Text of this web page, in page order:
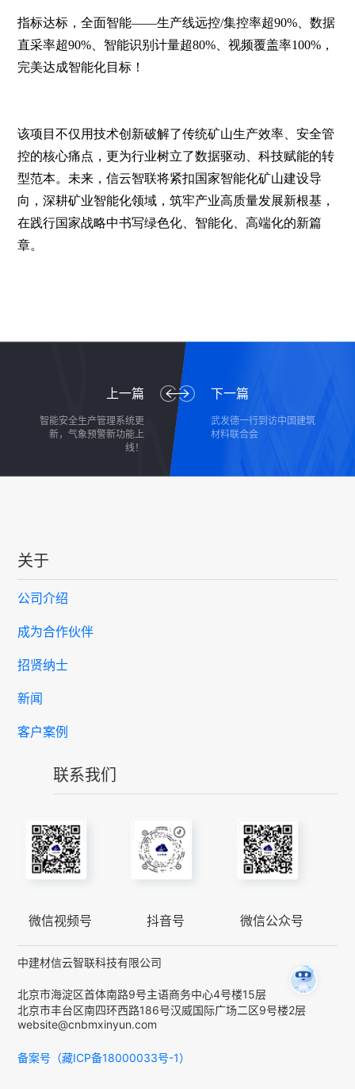
指标达标，全面智能——生产线远控/集控率超90%、数据
直采率超90%、智能识别计量超80%、视频覆盖率100%，
完美达成智能化目标！
该项目不仅用技术创新破解了传统矿山生产效率、安全管
控的核心痛点，更为行业树立了数据驱动、科技赋能的转
型范本。未来，信云智联将紧扣国家智能化矿山建设导
向，深耕矿业智能化领域，筑牢产业高质量发展新根基，
在践行国家战略中书写绿色化、智能化、高端化的新篇
章。
上一篇
智能安全生产管理系统更
新，气象预警新功能上
线！
下一篇
武发德一行到访中国建筑
材料联合会
关于
公司介绍
成为合作伙伴
招贤纳士
新闻
客户案例
联系我们
微信视频号 抖音号 微信公众号
中建材信云智联科技有限公司
北京市海淀区首体南路9号主语商务中心4号楼15层
北京市丰台区南四环西路186号汉威国际广场二区9号楼2层
website@cnbmxinyun.com
备案号（藏ICP备18000033号-1）